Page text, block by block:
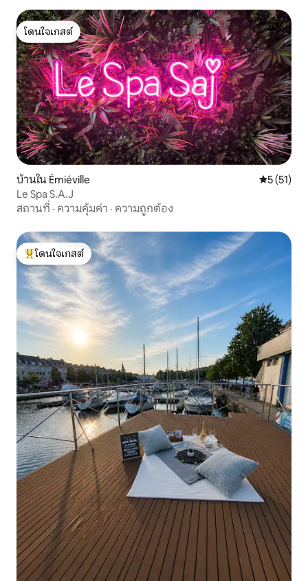
โดนใจเกสต์
โดนใจเกสต์
บ้านใน Émiéville คะแนนเฉลี่
5 (51)
Le Spa S.A.J
สถานที่ · ความคุ้มค่า · ความถูกต้อง
โดนใจเกสต์ที่สุด
โดนใจเกสต์